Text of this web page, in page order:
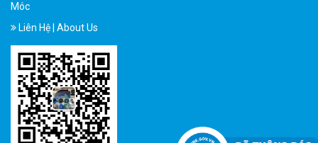
Móc
Liên Hệ | About Us